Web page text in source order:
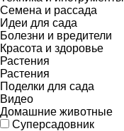
Семена и рассада
Идеи для сада
Болезни и вредители
Красота и здоровье
Растения
Растения
Поделки для сада
Видео
Домашние животные
Суперсадовник